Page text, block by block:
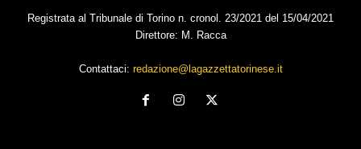
Registrata al Tribunale di Torino n. cronol. 23/2021 del 15/04/2021
Direttore: M. Racca
Contattaci: redazione@lagazzettatorinese.it